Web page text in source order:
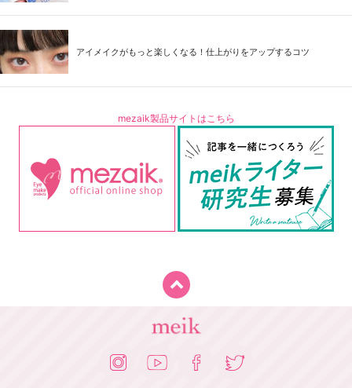
アイメイクがもっと楽しくなる！仕上がりをアップするコツ
mezaik製品サイトはこちら